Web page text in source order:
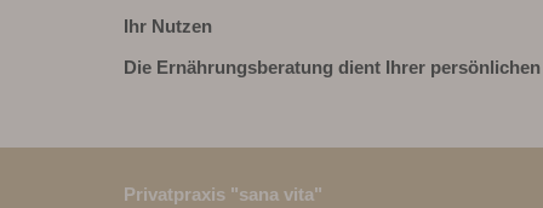
Ihr Nutzen
Die Ernährungsberatung dient Ihrer
Privatpraxis "sana vita"